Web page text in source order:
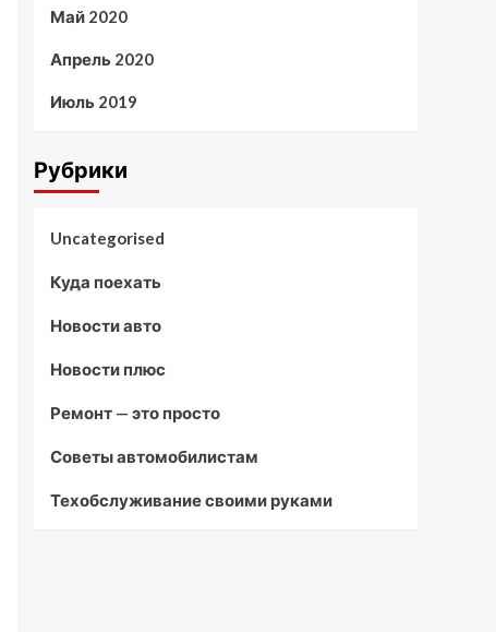
Май 2020
Апрель 2020
Июль 2019
Рубрики
Uncategorised
Куда поехать
Новости авто
Новости плюс
Ремонт — это просто
Советы автомобилистам
Техобслуживание своими руками